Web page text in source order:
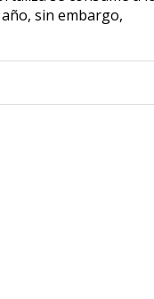
sin embargo,